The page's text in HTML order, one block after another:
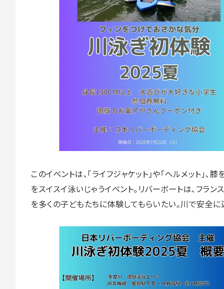
このイベントは、「ライフジャケット」や「ヘルメット」
をスイスイ泳いじゃうイベント。リバーボートは、フラ
を多くの子どもたちに体験してもらいたい。川で安全に